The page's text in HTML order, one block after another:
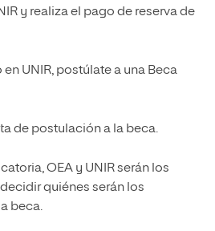
y realiza el pago de reserva de
UNIR, postúlate a una Beca
de postulación a la beca.
OEA y UNIR serán los
quiénes serán los
beca.